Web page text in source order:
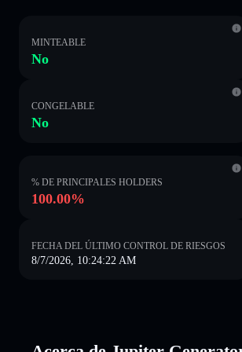
MINTEABLE
No
CONGELABLE
No
% DE PRINCIPALES HOLDERS
100.00%
FECHA DEL ÚLTIMO CONTROL DE RIESGOS
8/7/2026, 10:24:22 AM